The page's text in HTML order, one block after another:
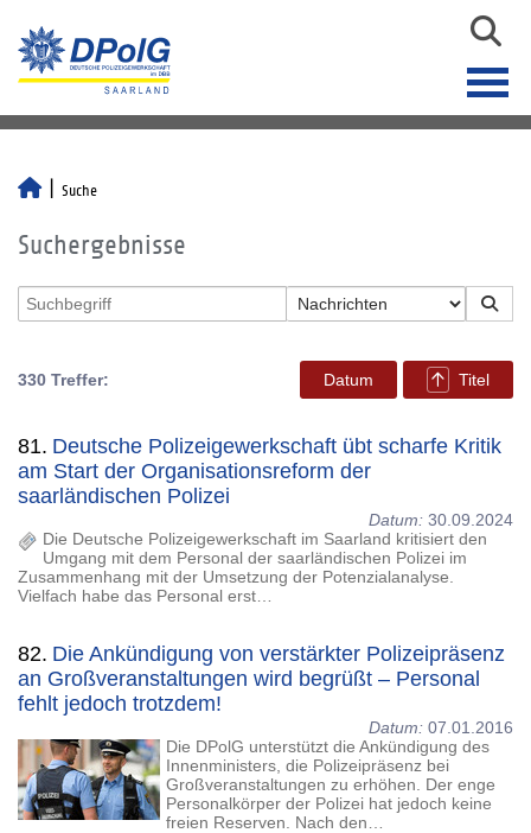
Suche
Suchergebnisse
330 Treffer: Datum Titel
81. Deutsche Polizeigewerkschaft übt scharfe Kritik
am Start der Organisationsreform der
saarländischen Polizei
Datum: 30.09.2024
Die Deutsche Polizeigewerkschaft im Saarland kritisiert den
Umgang mit dem Personal der saarländischen Polizei im
Zusammenhang mit der Umsetzung der Potenzialanalyse.
Vielfach habe das Personal erst…
82. Die Ankündigung von verstärkter Polizeipräsenz
an Großveranstaltungen wird begrüßt – Personal
fehlt jedoch trotzdem!
Datum: 07.01.2016
Die DPolG unterstützt die Ankündigung des
Innenministers, die Polizeipräsenz bei
Großveranstaltungen zu erhöhen. Der enge
Personalkörper der Polizei hat jedoch keine
freien Reserven. Nach den…